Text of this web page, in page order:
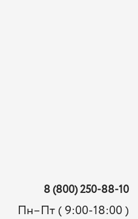
8 (800) 250-88-10
Пн–Пт ( 9:00-18:00 )